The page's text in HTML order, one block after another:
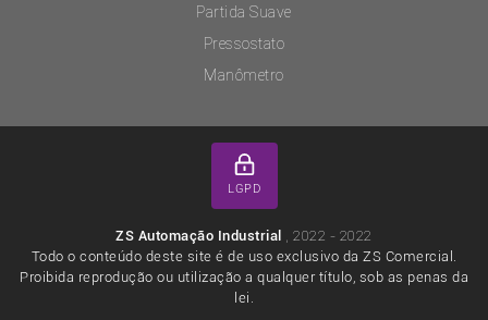
Partida Suave
Pressostato
Manômetro
LGPD
ZS Automação Industrial , 2022 - 2022
Todo o conteúdo deste site é de uso exclusivo da ZS Comercial.
Proibida reprodução ou utilização a qualquer título, sob as penas da
lei.